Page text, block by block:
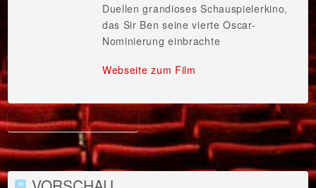
Duellen grandioses Schauspielerkino,
das Sir Ben seine vierte Oscar-
Nominierung einbrachte
Webseite zum Film
HAUS AUS SAND UND NEBEL